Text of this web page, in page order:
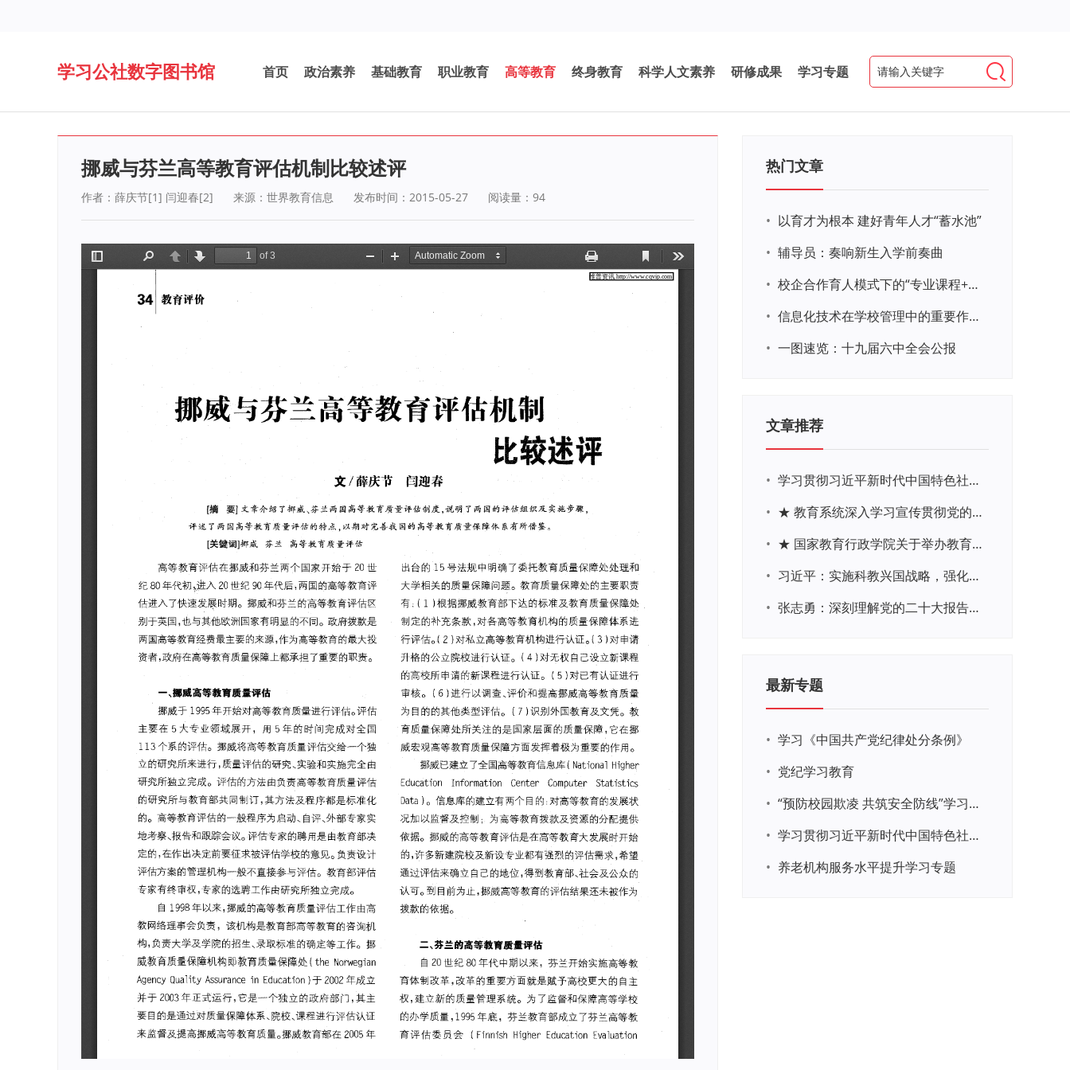
学习公社数字图书馆 首页 政治素养 基础教育 职业教育 高等教育 终身教育 科学人文素养 研修成果 学习专题
挪威与芬兰高等教育评估机制比较述评
作者：薛庆节[1] 闫迎春[2] 来源：世界教育信息 发布时间：2015-05-27 阅读量： 94
热门文章
• 以育才为根本 建好青年人才“蓄水池”
• 辅导员：奏响新生入学前奏曲
•
校企合作育人模式下的“专业课程+思政教育+党建活动”交叉融合的课程思政教学探索与实践
•
信息化技术在学校管理中的重要作用 ——以贵州省威宁民族中学和校园使用等为例
• 一图速览：十九届六中全会公报
文章推荐
•
学习贯彻习近平新时代中国特色社会主义思想主题教育网络培训
•
★ 教育系统深入学习宣传贯彻党的二十大精神学习专题
•
★ 国家教育行政学院关于举办教育系统深入学习宣传贯彻党的二十大精神专题网络培训的通知
•
习近平：实施科教兴国战略，强化现代化建设人才支撑
•
张志勇：深刻理解党的二十大报告关于教育的新思想、新战略、新要求
最新专题
• 学习《中国共产党纪律处分条例》
• 党纪学习教育
•
“预防校园欺凌 共筑安全防线”学习专题
•
学习贯彻习近平新时代中国特色社会主义思想主题教育
• 养老机构服务水平提升学习专题